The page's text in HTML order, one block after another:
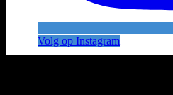
Volg op Instagram